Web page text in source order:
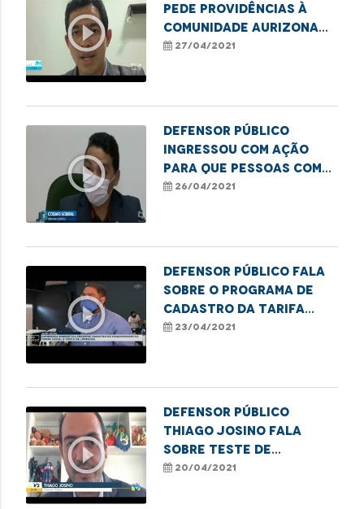
play_circle_outline
pede providências à
Comunidade Aurizona
em Godofredo Viana
27/04/2021
play_circle_outline
Defensor Público
ingressou com ação
para que pessoas com
deficiência possam ser
26/04/2021
play_circle_outline
Defensor Público fala
sobre o programa de
cadastro da tarifa
social de energia
23/04/2021
play_circle_outline
Defensor público
Thiago Josino fala
sobre teste de
paternidade em
20/04/2021